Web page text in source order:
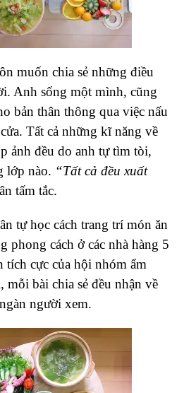
muốn chia sẻ những điều
Anh sống một mình, cũng
bản thân thông qua việc nấu
Tất cả những kĩ năng về
ảnh đều do anh tự tìm tòi,
lớp nào. “Tất cả đều xuất
tấm tắc.
tự học cách trang trí món ăn
phong cách ở các nhà hàng 5
tích cực của hội nhóm ẩm
mỗi bài chia sẻ đều nhận về
người xem.